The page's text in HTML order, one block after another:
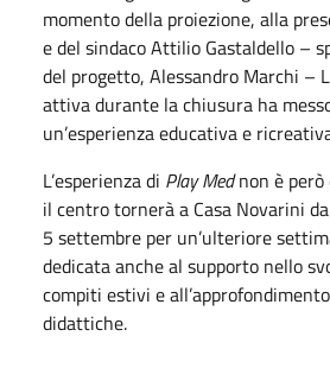
momento della proiezione, alla
e del sindaco Attilio Gastaldello –
del progetto, Alessandro Marchi –
attiva durante la chiusura ha
un’esperienza educativa e
L’esperienza di Play Mednon è però
il centro tornerà a Casa Novarini
5 settembre per un’ulteriore
dedicata anche al supporto nello
compiti estivi e
didattiche.